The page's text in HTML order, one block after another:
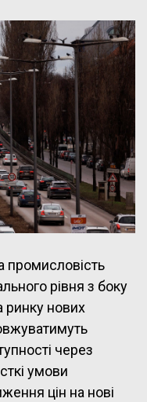
промисловість
рівня з боку
ринку нових
через
умови
цін на нові